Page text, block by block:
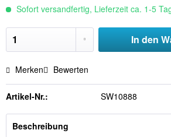
Sofort versandfertig, Lieferzeit ca. 1-5
In den
Merken Bewerten
Artikel-Nr.: SW10888
Beschreibung